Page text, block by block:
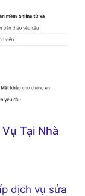
Tại Nhà
dịch vụ sửa